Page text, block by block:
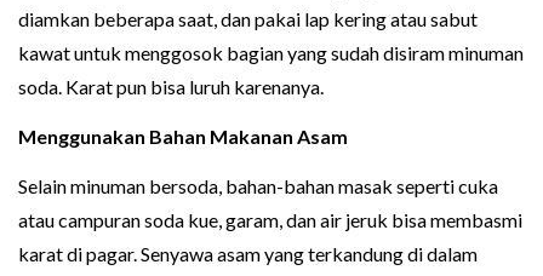
diamkan beberapa saat, dan pakai lap kering atau sabut
kawat untuk menggosok bagian yang sudah disiram minuman
soda. Karat pun bisa luruh karenanya.
Menggunakan Bahan Makanan Asam
Selain minuman bersoda, bahan-bahan masak seperti cuka
atau campuran soda kue, garam, dan air jeruk bisa membasmi
karat di pagar. Senyawa asam yang terkandung di dalam